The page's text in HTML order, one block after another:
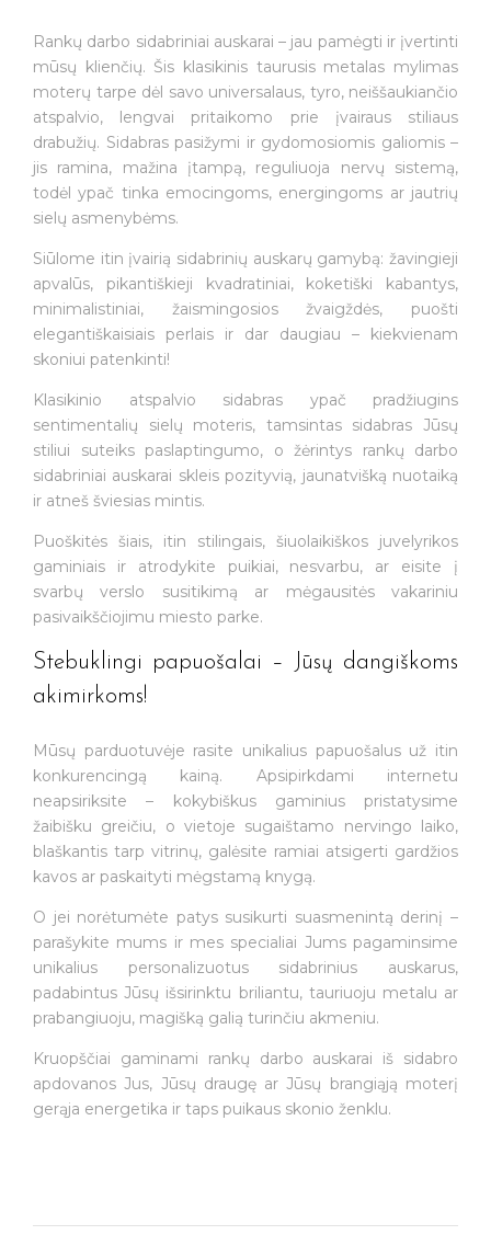
Rankų darbo sidabriniai auskarai – jau pamėgti ir įvertinti
mūsų klienčių. Šis klasikinis taurusis metalas mylimas
moterų tarpe dėl savo universalaus, tyro, neiššaukiančio
atspalvio, lengvai pritaikomo prie įvairaus stiliaus
drabužių. Sidabras pasižymi ir gydomosiomis galiomis –
jis ramina, mažina įtampą, reguliuoja nervų sistemą,
todėl ypač tinka emocingoms, energingoms ar jautrių
sielų asmenybėms.
Siūlome itin įvairią sidabrinių auskarų gamybą: žavingieji
apvalūs, pikantiškieji kvadratiniai, koketiški kabantys,
minimalistiniai, žaismingosios žvaigždės, puošti
elegantiškaisiais perlais ir dar daugiau – kiekvienam
skoniui patenkinti!
Klasikinio atspalvio sidabras ypač pradžiugins
sentimentalių sielų moteris, tamsintas sidabras Jūsų
stiliui suteiks paslaptingumo, o žėrintys rankų darbo
sidabriniai auskarai skleis pozityvią, jaunatvišką nuotaiką
ir atneš šviesias mintis.
Puoškitės šiais, itin stilingais, šiuolaikiškos juvelyrikos
gaminiais ir atrodykite puikiai, nesvarbu, ar eisite į
svarbų verslo susitikimą ar mėgausitės vakariniu
pasivaikščiojimu miesto parke.
Stebuklingi papuošalai – Jūsų dangiškoms
akimirkoms!
Mūsų parduotuvėje rasite unikalius papuošalus už itin
konkurencingą kainą. Apsipirkdami internetu
neapsiriksite – kokybiškus gaminius pristatysime
žaibišku greičiu, o vietoje sugaištamo nervingo laiko,
blaškantis tarp vitrinų, galėsite ramiai atsigerti gardžios
kavos ar paskaityti mėgstamą knygą.
O jei norėtumėte patys susikurti suasmenintą derinį –
parašykite mums ir mes specialiai Jums pagaminsime
unikalius personalizuotus sidabrinius auskarus,
padabintus Jūsų išsirinktu briliantu, tauriuoju metalu ar
prabangiuoju, magišką galią turinčiu akmeniu.
Kruopščiai gaminami rankų darbo auskarai iš sidabro
apdovanos Jus, Jūsų draugę ar Jūsų brangiąją moterį
gerąja energetika ir taps puikaus skonio ženklu.